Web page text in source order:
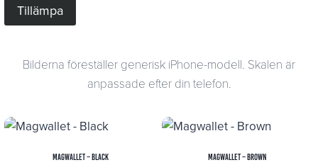
Tillämpa
Bilderna föreställer generisk iPhone-modell. Skalen är
anpassade efter din telefon.
Magwallet – Black Magwallet – Brown